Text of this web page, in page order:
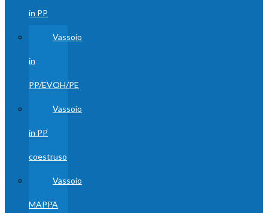
in PP
Vassoio
in
PP/EVOH/PE
Vassoio
in PP
coestruso
Vassoio
MAPPA